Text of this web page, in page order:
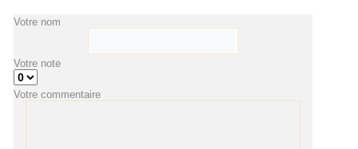
Votre nom
Votre note
Votre commentaire